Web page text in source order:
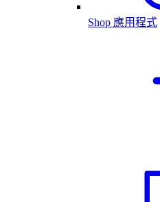
Shop 應用程式